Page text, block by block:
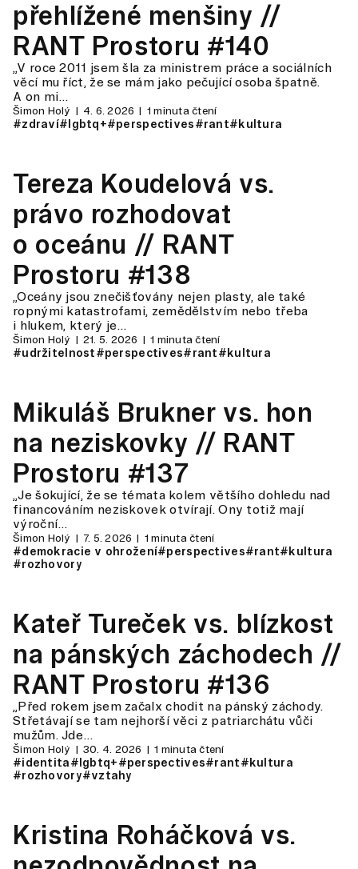
přehlížené menšiny //
RANT Prostoru #140
„V roce 2011 jsem šla za ministrem práce a sociálních
věcí mu říct, že se mám jako pečující osoba špatně.
A on mi…
Šimon Holý 4. 6. 2026 1 minuta čtení
#zdraví#lgbtq+#perspectives#rant#kultura
Tereza Koudelová vs.
právo rozhodovat
o oceánu // RANT
Prostoru #138
„Oceány jsou znečišťovány nejen plasty, ale také
ropnými katastrofami, zemědělstvím nebo třeba
i hlukem, který je…
Šimon Holý 21. 5. 2026 1 minuta čtení
#udržitelnost#perspectives#rant#kultura
Mikuláš Brukner vs. hon
na neziskovky // RANT
Prostoru #137
„Je šokující, že se témata kolem většího dohledu nad
financováním neziskovek otvírají. Ony totiž mají
výroční…
Šimon Holý 7. 5. 2026 1 minuta čtení
#demokracie v ohrožení#perspectives#rant#kultura
#rozhovory
Kateř Tureček vs. blízkost
na pánských záchodech //
RANT Prostoru #136
„Před rokem jsem začalx chodit na pánský záchody.
Střetávají se tam nejhorší věci z patriarchátu vůči
mužům. Jde…
Šimon Holý 30. 4. 2026 1 minuta čtení
#identita#lgbtq+#perspectives#rant#kultura
#rozhovory#vztahy
Kristina Roháčková vs.